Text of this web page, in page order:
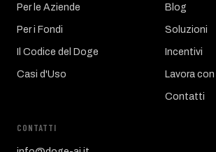
Per le Aziende
Per i Fondi
Il Codice del Doge
Casi d'Uso
Blog
Soluzioni
Incentivi
Lavora
Contatti
CONTATTI